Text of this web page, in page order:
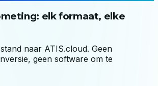
elk formaat, elke
naar ATIS.cloud. Geen
geen software om te